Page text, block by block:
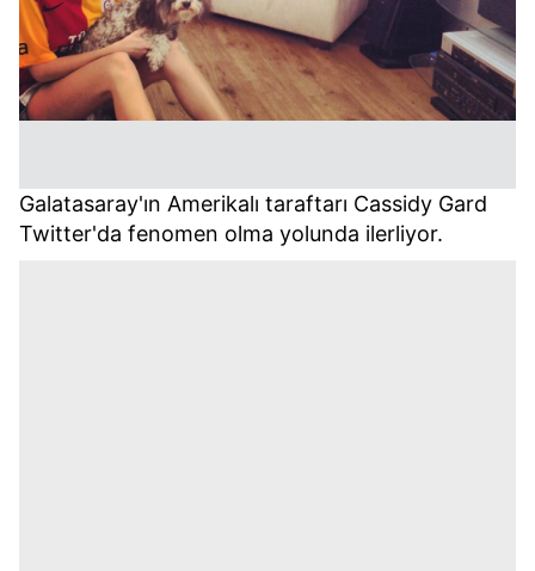
Galatasaray'ın Amerikalı taraftarı Cassidy Gard
Twitter'da fenomen olma yolunda ilerliyor.